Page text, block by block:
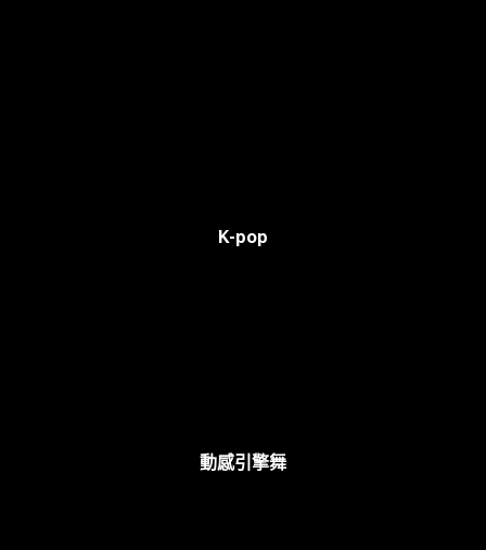
K-pop
動感引擎舞